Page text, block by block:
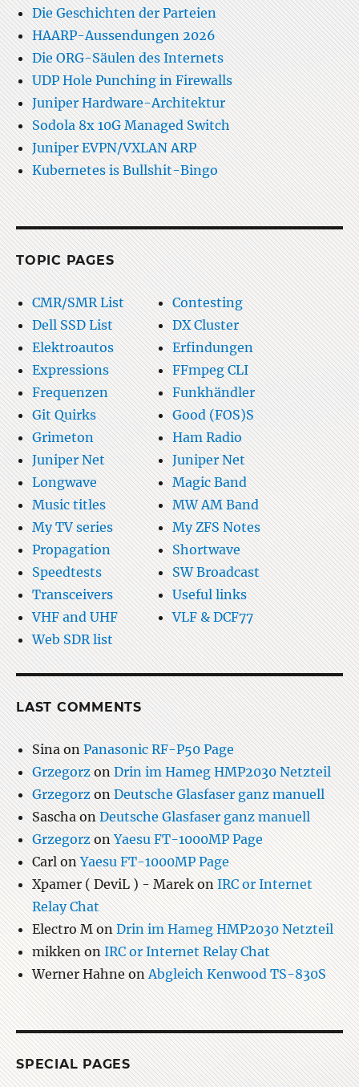
Die Geschichten der Parteien
HAARP-Aussendungen 2026
Die ORG-Säulen des Internets
UDP Hole Punching in Firewalls
Juniper Hardware-Architektur
Sodola 8x 10G Managed Switch
Juniper EVPN/VXLAN ARP
Kubernetes is Bullshit-Bingo
TOPIC PAGES
CMR/SMR List
Contesting
Dell SSD List
DX Cluster
Elektroautos
Erfindungen
Expressions
FFmpeg CLI
Frequenzen
Funkhändler
Git Quirks
Good (FOS)S
Grimeton
Ham Radio
Juniper Net
Juniper Net
Longwave
Magic Band
Music titles
MW AM Band
My TV series
My ZFS Notes
Propagation
Shortwave
Speedtests
SW Broadcast
Transceivers
Useful links
VHF and UHF
VLF & DCF77
Web SDR list
LAST COMMENTS
Sina onPanasonic RF-P50 Page
Grzegorzon Drin im Hameg HMP2030 Netzteil
Grzegorz on Deutsche Glasfaser ganz manuell
Sascha on Deutsche Glasfaser ganz manuell
GrzegorzonYaesu FT-1000MP Page
CarlonYaesu FT-1000MP Page
Xpamer ( DeviL ) - Marekon IRC or Internet
Relay Chat
Electro M onDrin im Hameg HMP2030 Netzteil
mikken onIRC or Internet Relay Chat
Werner HahneonAbgleich Kenwood TS-830S
SPECIAL PAGES